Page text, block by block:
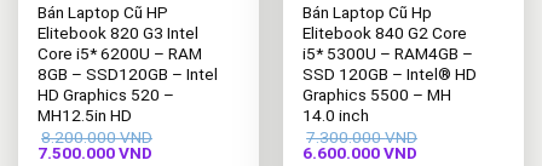
Bán Laptop Cũ HP
Elitebook 820 G3 Intel
Core i5* 6200U – RAM
8GB – SSD120GB – Intel
HD Graphics 520 –
MH12.5in HD
8.200.000VND
Giá
7.500.000VND
Bán Laptop Cũ Hp
Elitebook 840 G2 Core
i5* 5300U – RAM4GB –
SSD 120GB – Intel® HD
Graphics 5500 – MH
14.0 inch
7.300.000VND
Giá
6.600.000VND